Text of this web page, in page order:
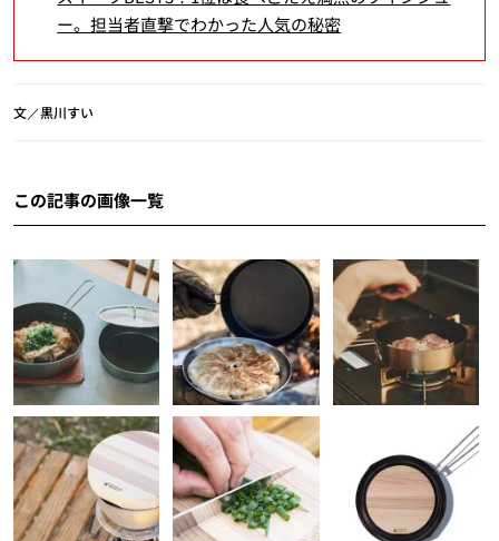
ー。担当者直撃でわかった人気の秘密
文／黒川すい
この記事の画像一覧